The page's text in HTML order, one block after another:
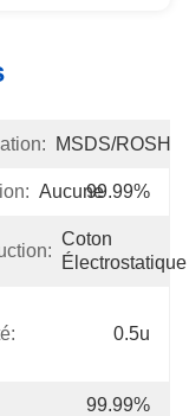
MSDS/ROSH
Aucune99.99%
Coton
Électrostatique
0.5u
99.99%